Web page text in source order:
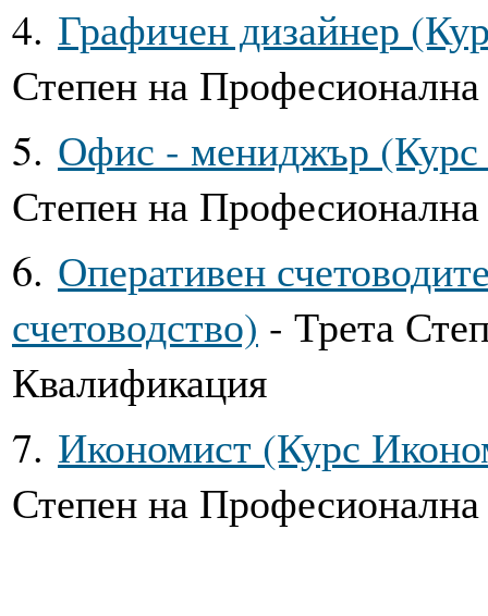
4. Графичен дизайнер
Степен на
5. Офис - мениджър (Курс
Степен на
6. Оперативен
счетоводство) - Трета
Квалификация
7. Икономист (Курс
Степен на